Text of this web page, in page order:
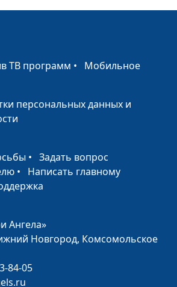
(лето)
(лето)
(зима)
(зима)
(зима)
(весна)
ТВ программ • Мобильное
персональных данных и
• Задать вопрос
• Написать главному
Ангела»
Новгород, Комсомольское
84-05